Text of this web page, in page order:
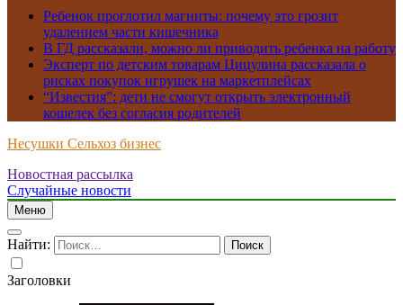
Ребенок проглотил магниты: почему это грозит
удалением части кишечника
В ГД рассказали, можно ли приводить ребенка на работу
Эксперт по детским товарам Цицулина рассказала о
рисках покупок игрушек на маркетплейсах
“Известия”: дети не смогут открыть электронный
кошелек без согласия родителей
Несушки Сельхоз бизнес
Новостная рассылка
Случайные новости
Меню
Найти:
Заголовки